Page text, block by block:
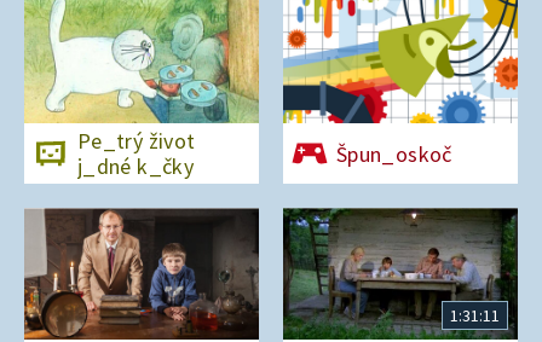
Pe_trý život
j_dné k_čky
Špun_oskoč
1:31:11